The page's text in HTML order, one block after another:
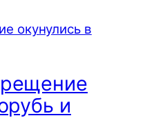
и